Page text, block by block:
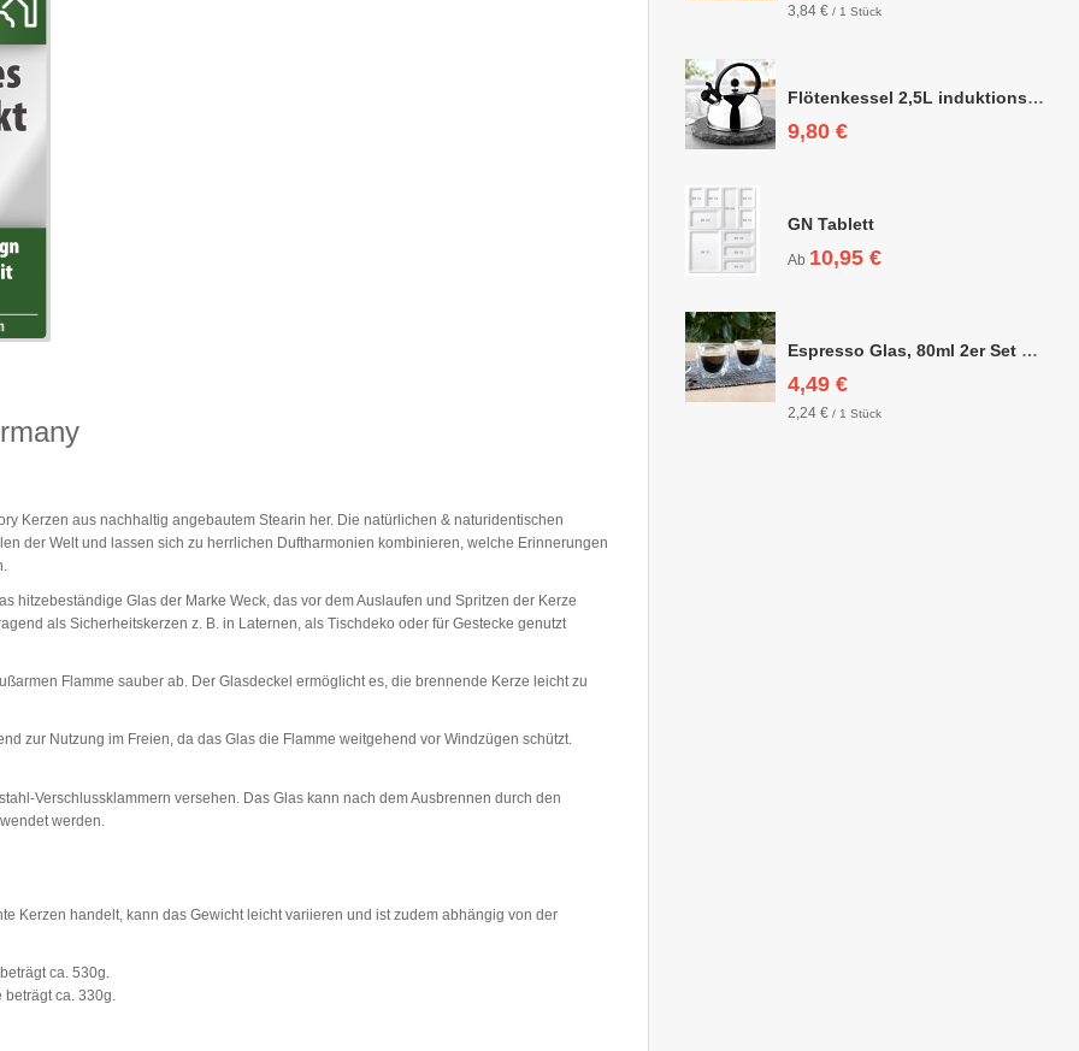
Kerzen aus nachhaltig angebautem Stearin her. Die natürlichen & naturidentischen
der Welt und lassen sich zu herrlichen Duftharmonien kombinieren, welche Erinnerungen
hitzebeständige Glas der Marke Weck, das vor dem Auslaufen und Spritzen der Kerze
als Sicherheitskerzen z. B. in Laternen, als Tischdeko oder für Gestecke genutzt
Flamme sauber ab. Der Glasdeckel ermöglicht es, die brennende Kerze leicht zu
zur Nutzung im Freien, da das Glas die Flamme weitgehend vor Windzügen schützt.
Verschlussklammern versehen. Das Glas kann nach dem Ausbrennen durch den
werden.
Kerzen handelt, kann das Gewicht leicht variieren und ist zudem abhängig von der
ca. 530g.
beträgt ca. 330g.
3,84 € / 1 Stück
Flötenkessel 2,5L induktionsgeeignet
9,80 €
GN Tablett
Ab 10,95 €
Espresso Glas, 80ml 2er Set doppelwandig, ca. 6,3 x 6,4cm
4,49 €
2,24 € / 1 Stück